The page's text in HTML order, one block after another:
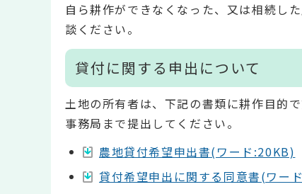
自ら耕作ができなくなった、又は相続し
談ください。
貸付に関する申出について
土地の所有者は、下記の書類に耕作目的
事務局まで提出してください。
農地貸付希望申出書(ワード:20KB)
貸付希望申出に関する同意書(ワー